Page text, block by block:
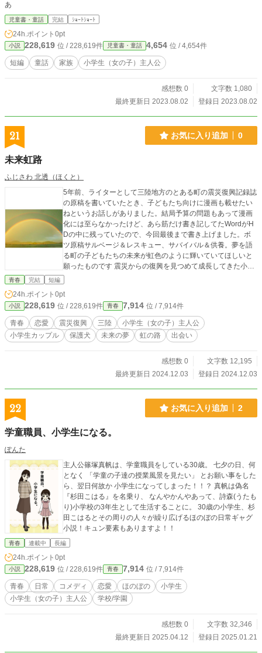
あ
児童書・童話 完結 ｼｮｰﾄｼｮｰﾄ
24h.ポイント 0pt
小説 228,619 位 / 228,619件 児童書・童話 4,654 位 / 4,654件
短編 童話 家族 小学生（女の子）主人公
感想数 0
文字数 1,080
最終更新日 2023.08.02
登録日 2023.08.02
21 お気に入り追加 0
未来虹路
ふじさわ 北透（ほくと）
5年前、ライターとして三陸地方のとある町の震災復興記録誌
の原稿を書いていたとき、子どもたち向けに漫画も載せたい
ねというお話しがありました。結局予算の問題もあって漫画
化には至らなかったけど、あら筋だけ書き記してたWordがH
Dの中に残っていたので、今回最後まで書き上げました。ボ
ツ原稿サルベージ＆レスキュー、サバイバル＆供養。夢を語
る町の子どもたちの未来が虹色のように輝いていてほしいと
願ったものです 震災からの復興を見つめて成長してきた小学
生の男の子と女の子が将来の夢を語り合います。東日本大震
が大好きと語る子どもたちがたくさんい頼もしいなと感じま
した。 自分の創作活動はライターとして震災後被災地取材を
続けてきた中で感じたさまざまをフィクションとしてつづり
始めたのが最初でした。
青春 完結 短編
24h.ポイント 0pt
小説 228,619 位 / 228,619件 青春 7,914 位 / 7,914件
青春 恋愛 震災復興 三陸
小学生（女の子）主人公
小学生カップル
保護犬 未来の夢 虹の路 出会い
感想数 0
文字数 12,195
最終更新日 2024.12.03
登録日 2024.12.03
22 お気に入り追加 2
学童職員、小学生になる。
ぽんた
主人公篠塚真帆は、学童職員をしている30歳。 七夕の日、何
となく 「学童の子達の授業風景を見たい」 とお願い事をした
ら、翌日何故か 小学生になってしまった！！？ 真帆は偽名
『杉田こはる』を名乗り、 なんやかんやあって、詩森(うたも
り)小学校の3年生として生活することに。 30歳の小学生、杉
田こはるとその周りの人々が繰り広げるほのぼの日常ギャグ
小説！キュン要素もありますよ！！
青春 連載中 長編
24h.ポイント 0pt
小説 228,619 位 / 228,619件 青春 7,914 位 / 7,914件
青春 日常 コメディ 恋愛 ほのぼの
小学生
小学生（女の子）主人公
学校/学園
感想数 0
文字数 32,346
最終更新日 2025.04.12
登録日 2025.01.21